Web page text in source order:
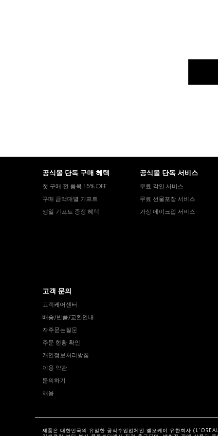
공식몰 단독 구매 혜택
첫 구매 전 품목 15% OFF
구매 금액대별 기프트
생일 기프트 증정 혜택
공식몰 단독 서비스
무료 각인 서비스
무료 선물포장 서비스
가상 메이크업 서비스
고객 문의
고객케어센터
배송/반품/교환안내
자주묻는질문
주문 현황 확인
개인정보처리방침
이용 약관
문의하기
채용
제품은 대한민국의 유일한 공식수입업체인 엘오케이 유한회사